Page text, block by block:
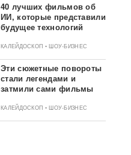
40 лучших фильмов об
ИИ, которые представили
будущее технологий
КАЛЕЙДОСКОП • ШОУ-БИЗНЕС
Эти сюжетные повороты
стали легендами и
затмили сами фильмы
КАЛЕЙДОСКОП • ШОУ-БИЗНЕС